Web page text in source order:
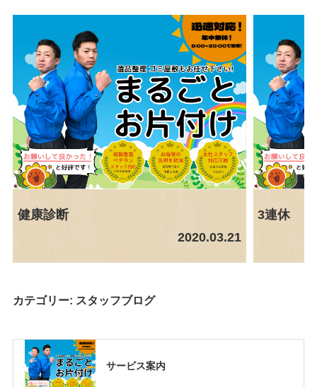
健康診断
2020.03.21
3連休
カテゴリー: スタッフブログ
サービス案内